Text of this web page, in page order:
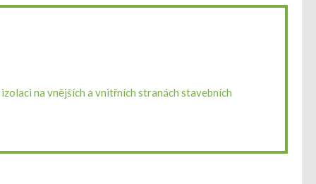
na vnějších a vnitřních stranách stavebních